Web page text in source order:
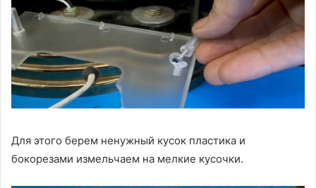
Для этого берем ненужный кусок пластика и
бокорезами измельчаем на мелкие кусочки.